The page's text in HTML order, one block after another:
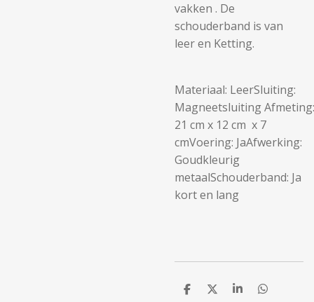
vakken . De
schouderband is van
leer en Ketting.
Materiaal: LeerSluiting:
Magneetsluiting Afmeting:
21 cm x 12 cm x 7
cmVoering: JaAfwerking:
Goudkleurig
metaalSchouderband: Ja
kort en lang
D
D
S
D